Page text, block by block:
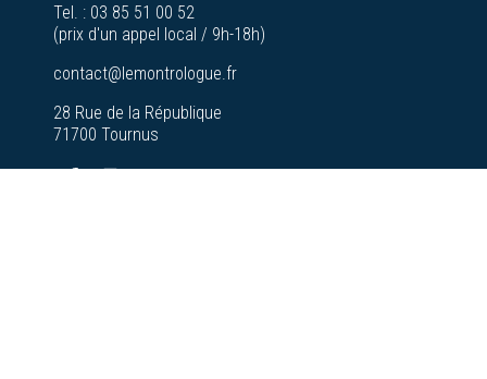
Tel. : 03 85 51 00 52
(prix d'un appel local / 9h-18h)
contact@lemontrologue.fr
28 Rue de la République
71700 Tournus